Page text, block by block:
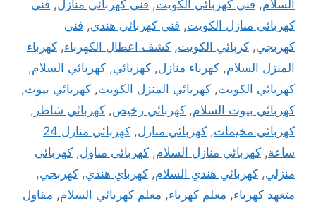
السلام, فني كهربائي الكويت, فني كهربائي منازل, فني
كهربائي منازل الكويت, فني كهربائي هندي, فني
كهربجي, كربائي الكويت, كشف اعطال الكهرباء, كهرباء
المنزل السلام, كهرباء منازل, كهربائي, كهربائي السلام,
كهربائي الكويت, كهربائي المنزل الكويت, كهربائي بيوت,
كهربائي بيوت السلام, كهربائي رخيص, كهربائي شاطر ,
كهربائي مخيمات, كهربائي منازل,
كهربائي منازل 24
ساعة, كهربائي منازل السلام, كهربائي مناول, كهربائي
منزلي, كهربائي هندي السلام, كهرباي هندي, كهربجي,
متعهد كهرباء, معلم كهرباء, معلم كهربائي السلام, مقاول